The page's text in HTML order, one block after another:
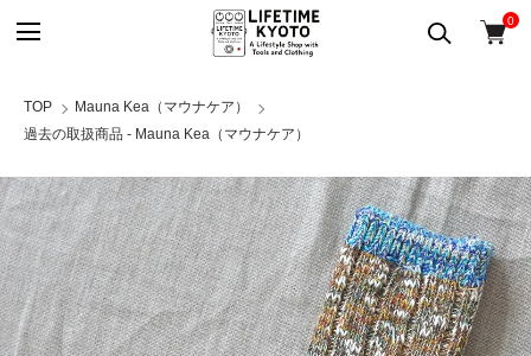
0
TOP
Mauna Kea（マウナケア）
過去の取扱商品 - Mauna Kea（マウナケア）